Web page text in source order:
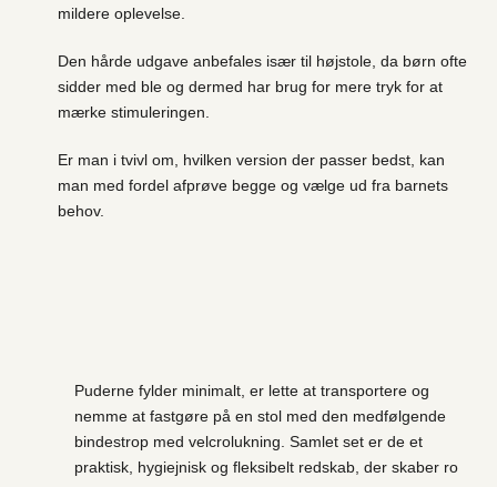
mildere oplevelse.
Den hårde udgave anbefales især til højstole, da børn ofte
sidder med ble og dermed har brug for mere tryk for at
mærke stimuleringen.
Er man i tvivl om, hvilken version der passer bedst, kan
man med fordel afprøve begge og vælge ud fra barnets
behov.
Puderne fylder minimalt, er lette at transportere og
nemme at fastgøre på en stol med den medfølgende
bindestrop med velcrolukning. Samlet set er de et
praktisk, hygiejnisk og fleksibelt redskab, der skaber ro